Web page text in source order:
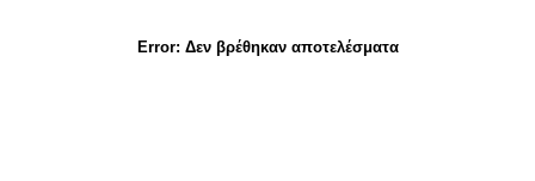
Error: Δεν βρέθηκαν αποτελέσματα